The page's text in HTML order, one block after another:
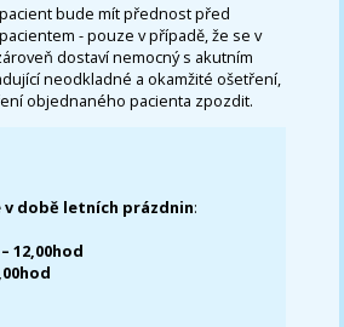
bude mít přednost před
- pouze v případě, že se v
dostaví nemocný s akutním
neodkladné a okamžité ošetření,
objednaného pacienta zpozdit.
v době letních prázdnin:
12,00hod